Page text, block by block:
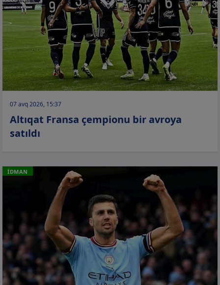
07 avq 2026, 15:37
Altıqat Fransa çempionu bir avroya
satıldı
İDMAN